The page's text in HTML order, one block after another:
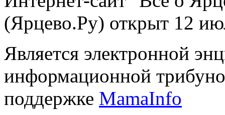
(Ярцево.Ру) открыт 12
Является электронной
информационной
поддержке MamaInfo